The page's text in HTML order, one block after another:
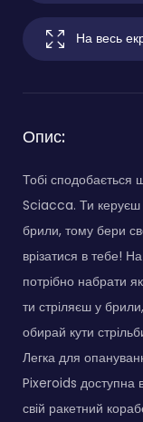
На весь
Опис:
Тобі
Sciacca. Ти керуєш
брили, тому бери
врізатися в тебе!
потрібно набрати
ти стріляєш у
обирай кути
Легка для
Pixeroids доступна
свій ракетний